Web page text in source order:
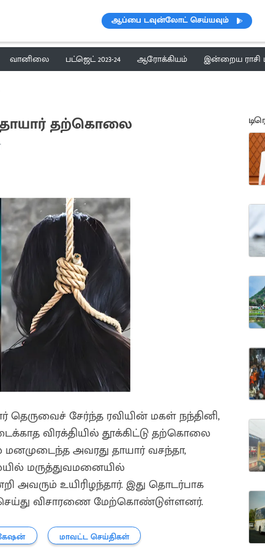
ஆப்பை டவுன்லோட் செய்யவும்
வானிலை பட்ஜெட் 2023-24 ஆரோக்கியம் இன்றைய
தற்கொலை
சேர்ந்த ரவியின் மகள் நந்தினி,
விரக்தியில் தூக்கிட்டு தற்கொலை
அவரது தாயார் வசந்தா,
மருத்துவமனையில்
அவரும் உயிரிழந்தார். இது தொடர்பாக
விசாரணை மேற்கொண்டுள்ளனர்.
மாவட்ட செய்திகள்